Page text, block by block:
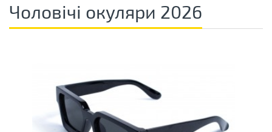
Чоловічі окуляри 2026